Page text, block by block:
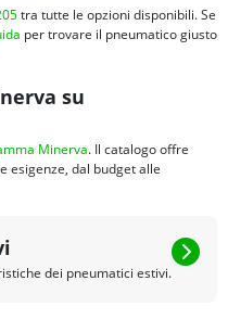
tra tutte le opzioni disponibili. Se
per trovare il pneumatico giusto
su
Minerva. Il catalogo offre
esigenze, dal budget alle
dei pneumatici estivi.